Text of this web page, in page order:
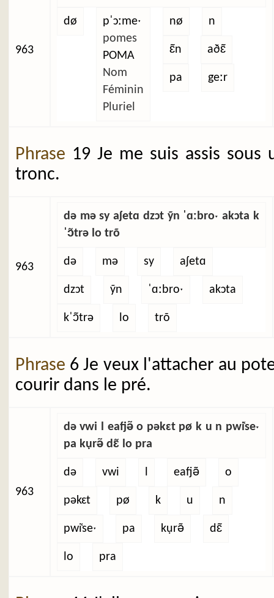
963
dø
pˈɔːmeˑ
pomes
POMA
Nom
Féminin
Pluriel
nø n
ɛ̃n aðɛ̃
pa geːr
Phrase 19 Je me suis assis
tronc.
963
də mə sy aʃetɑ dzɔt ỹn ˈɑːbroˑ akɔta k
ˈɔ̃trə lo trõ
də mə sy aʃetɑ
dzɔt ỹn ˈɑːbroˑ akɔta
kˈɔ̃trə lo trõ
Phrase 6 Je veux l'attacher au
courir dans le pré.
963
də vwi l eafjə̃ o pəkɛt pø k u n pwi̜seˑ
pa kụrə̃ dɛ̃ lo pra
də vwi eafjə̃ o
pəkɛt pø k u n
pwi̜seˑ pa kụrə̃ dɛ̃
lo pra